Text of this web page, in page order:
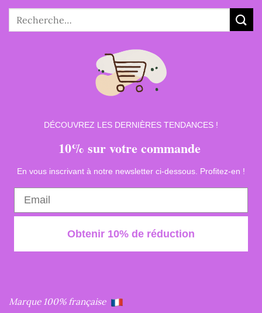
Recherche
pour :
DÉCOUVREZ LES DERNIÈRES TENDANCES !
10% sur votre commande
En vous inscrivant à notre newsletter ci-dessous. Profitez-en !
Obtenir 10% de réduction
Marque 100% française